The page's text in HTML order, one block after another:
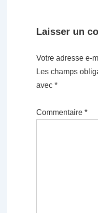
Laisser un
Votre adresse e-
Les champs
avec *
Commentaire *